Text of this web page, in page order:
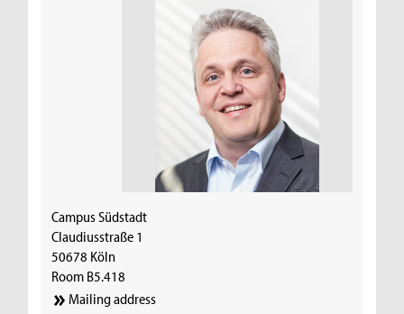
Campus Südstadt
Claudiusstraße 1
50678 Köln
Room B5.418
Mailing address